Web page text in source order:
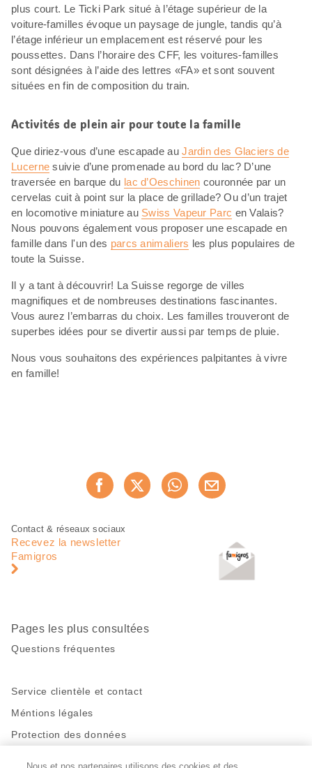
plus court. Le Ticki Park situé à l’étage supérieur de la
voiture-familles évoque un paysage de jungle, tandis qu’à
l’étage inférieur un emplacement est réservé pour les
poussettes. Dans l’horaire des CFF, les voitures-familles
sont désignées à l’aide des lettres «FA» et sont souvent
situées en fin de composition du train.
Activités de plein air pour toute la famille
Que diriez-vous d’une escapade auJardin des Glaciers de
Lucerne suivie d’une promenade au bord du lac? D’une
traversée en barque du lac d’Oeschinen couronnée par un
cervelas cuit à point sur la place de grillade? Ou d’un trajet
en locomotive miniature au Swiss Vapeur Parc en Valais?
Nous pouvons également vous proposer une escapade en
famille dans l'un des parcs animaliers les plus populaires de
toute la Suisse.
Il y a tant à découvrir! La Suisse regorge de villes
magnifiques et de nombreuses destinations fascinantes.
Vous aurez l’embarras du choix. Les familles trouveront de
superbes idées pour se divertir aussi par temps de pluie.
Nous vous souhaitons des expériences palpitantes à vivre
en famille!
Recommander maintenant
Pied
page
Navigation
pied
Contact & réseaux sociaux
Recevez la newsletter
Famigros
Pages les plus consultées
Questions fréquentes
Service clientèle et contact
Méntions légales
Protection des données